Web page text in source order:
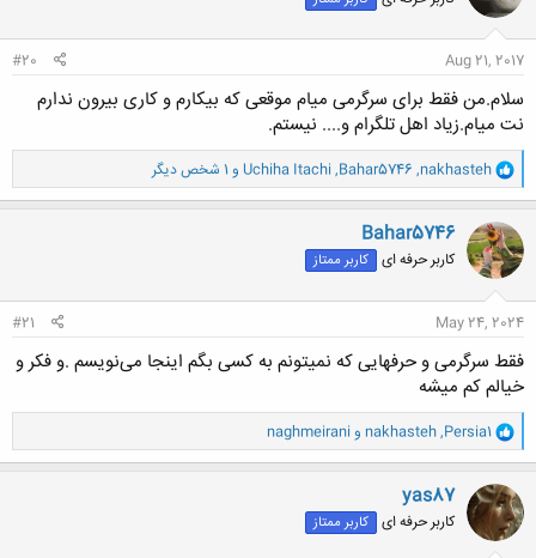
کلیک کنید تا باز شود...
Aug 21, 2017
#20
سلام.من فقط برای سرگرمی میام موقعی که بیکارم و کاری بیرون ندارم
نت میام.زیاد اهل تلگرام و.... نیستم.
و
ا
ک
ن
ش
ه
ا
nakhasteh
,
Bahar5746
,
Uchiha Itachi و 1 شخص دیگر
Bahar5746
کاربر حرفه ای کاربر ممتاز
May 24, 2024
#21
فقط سرگرمی و حرفهایی که نمیتونم به کسی بگم اینجا می‌نویسم .و فکر و
خیالم کم میشه
و
ا
ک
ن
ش
ه
ا
Persia1
,
nakhasteh و naghmeirani
yas87
کاربر حرفه ای کاربر ممتاز